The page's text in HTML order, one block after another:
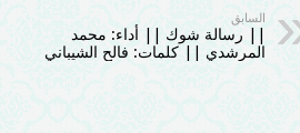
السابق
|| رسالة شوك || أداء: محمد
المرشدي || كلمات: فالح الشيباني